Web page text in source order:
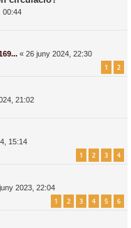
00:44
« 26 juny 2024, 22:30
1 2
21:02
15:14
1 2 3 4
2023, 22:04
1 2 3 4 5 6